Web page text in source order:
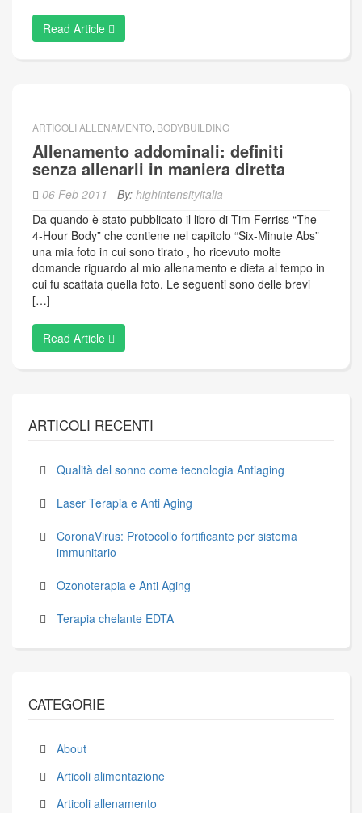
Read Article
ARTICOLI ALLENAMENTO, BODYBUILDING
Allenamento addominali: definiti
senza allenarli in maniera diretta
06 Feb 2011 By: highintensityitalia
Da quando è stato pubblicato il libro di Tim Ferriss “The
4-Hour Body” che contiene nel capitolo “Six-Minute Abs”
una mia foto in cui sono tirato , ho ricevuto molte
domande riguardo al mio allenamento e dieta al tempo in
cui fu scattata quella foto. Le seguenti sono delle brevi
[…]
Read Article
ARTICOLI RECENTI
Qualità del sonno come tecnologia Antiaging
Laser Terapia e Anti Aging
CoronaVirus: Protocollo fortificante per sistema
immunitario
Ozonoterapia e Anti Aging
Terapia chelante EDTA
CATEGORIE
About
Articoli alimentazione
Articoli allenamento